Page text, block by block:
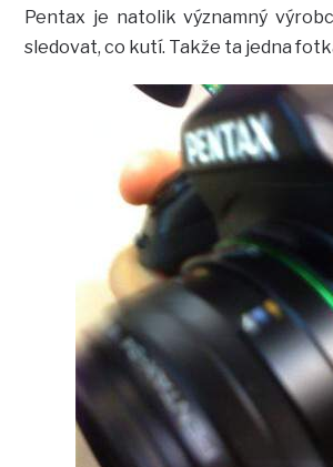
Pentax je natolik významný
sledovat, co kutí. Takže ta jedna